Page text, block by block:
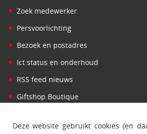
Deze website gebruikt cookies (en
• Zoek medewerker
• Persvoorlichting
• Bezoek en postadres
• Ict status en onderhoud
• RSS feed nieuws
• Giftshop Boutique